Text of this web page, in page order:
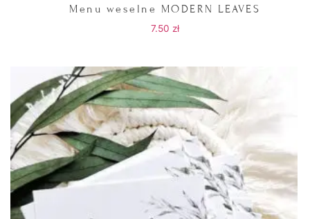
Menu weselne MODERN LEAVES
7.50 zł